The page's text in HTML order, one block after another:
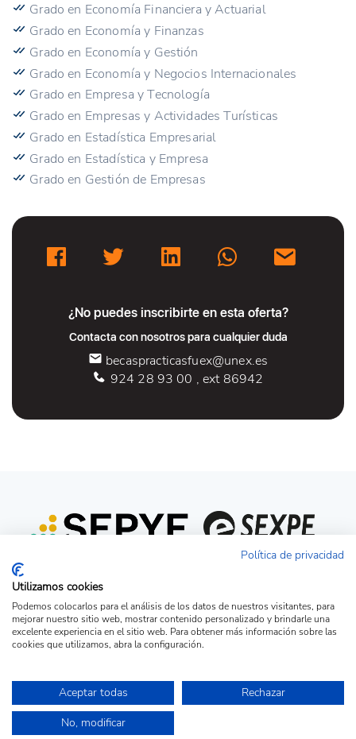
Grado en Economía Financiera y Actuarial
Grado en Economía y Finanzas
Grado en Economía y Gestión
Grado en Economía y Negocios Internacionales
Grado en Empresa y Tecnología
Grado en Empresas y Actividades Turísticas
Grado en Estadística Empresarial
Grado en Estadística y Empresa
Grado en Gestión de Empresas
¿No puedes inscribirte en esta oferta?
Contacta con nosotros para cualquier duda
becaspracticasfuex@unex.es
924 28 93 00 , ext 86942
Acceso candidato Acceso empresa
© Copyright 2026 - Portal de la Fundación Universidad-Sociedad de la UEx.
Todos los derechos reservados.
Política de privacidad
Utilizamos cookies
Podemos colocarlos para el análisis de los datos de nuestros visitantes, para
mejorar nuestro sitio web, mostrar contenido personalizado y brindarle una
excelente experiencia en el sitio web. Para obtener más información sobre las
cookies que utilizamos, abra la configuración.
Aceptar todas
Rechazar
No, modificar